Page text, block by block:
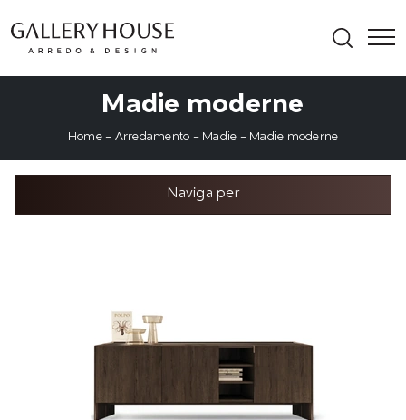
Madie moderne
Home- Arredamento - Madie - Madie moderne
Naviga per